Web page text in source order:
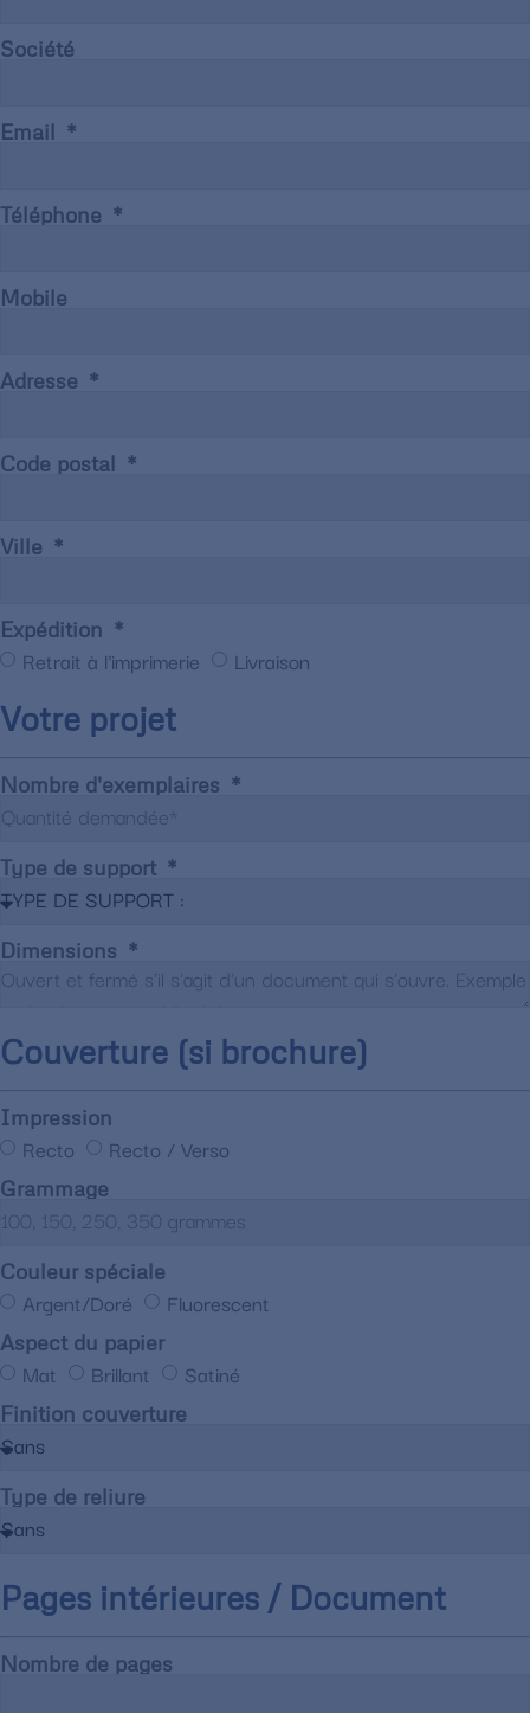
Société
Email
Téléphone
Mobile
Adresse
Code postal
Ville
Expédition
Retrait à l'imprimerie Livraison
Votre projet
Nombre d'exemplaires
Type de support
Dimensions
Couverture (si brochure)
Impression
Recto Recto / Verso
Grammage
Couleur spéciale
Argent/Doré Fluorescent
Aspect du papier
Mat Brillant Satiné
Finition couverture
Type de reliure
Pages intérieures / Document
Nombre de pages